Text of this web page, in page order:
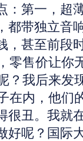
：第一，超
都带独立音
，甚至前段
零售价让你
？我后来发
在内，他们
很丑。我就
好呢？国际